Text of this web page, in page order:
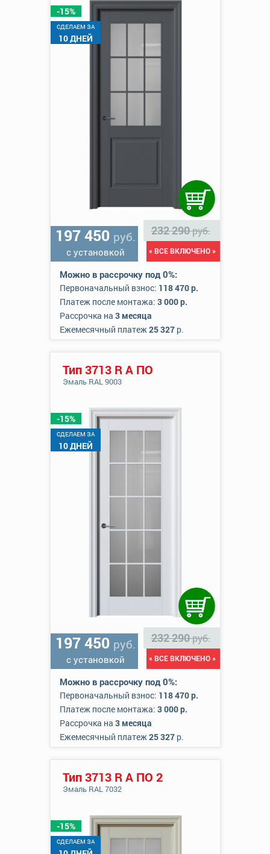
-15%
CДЕЛАЕМ ЗА
10 ДНЕЙ
197 450 руб.
с установкой
232 290руб.
« ВСЕ ВКЛЮЧЕНО »
Можно в рассрочку под 0%:
Первоначальный взнос: 118 470 р.
Платеж после монтажа: 3 000 р.
Рассрочка на 3 месяца
Ежемесячный платеж25 327р.
-15%
CДЕЛАЕМ ЗА
10 ДНЕЙ
Тип 3713 R А ПО
Эмаль RAL 9003
197 450 руб.
с установкой
232 290руб.
« ВСЕ ВКЛЮЧЕНО »
Можно в рассрочку под 0%:
Первоначальный взнос: 118 470 р.
Платеж после монтажа: 3 000 р.
Рассрочка на 3 месяца
Ежемесячный платеж25 327р.
-15%
CДЕЛАЕМ ЗА
Тип 3713 R А ПО 2
Эмаль RAL 7032